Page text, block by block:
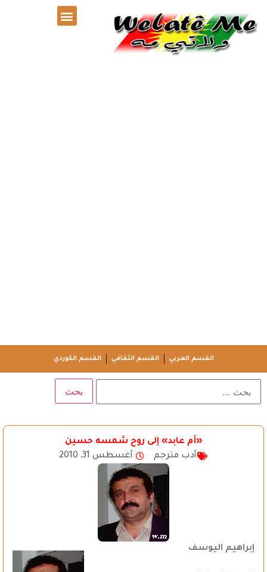
القسم العربي القسم الثقافي القسم الكوردي
«أم عابد» إلى روح شمسه حسين
أدب مترجم
أغسطس 31, 2010
إبراهيم اليوسف